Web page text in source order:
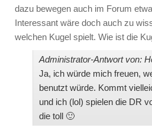
dazu bewegen auch im Forum
Interessant wäre doch auch zu
welchen Kugel spielt. Wie ist die
Administrator-Antwort von:
Ja, ich würde mich freuen,
benutzt würde. Kommt
und ich (lol) spielen die DR
die toll 🙂